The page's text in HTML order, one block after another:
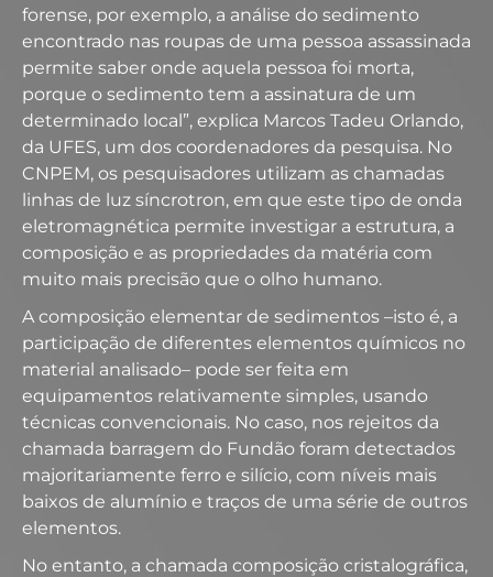
forense, por exemplo, a análise do sedimento
encontrado nas roupas de uma pessoa assassinada
permite saber onde aquela pessoa foi morta,
porque o sedimento tem a assinatura de um
determinado local”, explica Marcos Tadeu Orlando,
da UFES, um dos coordenadores da pesquisa. No
CNPEM, os pesquisadores utilizam as chamadas
linhas de luz síncrotron, em que este tipo de onda
eletromagnética permite investigar a estrutura, a
composição e as propriedades da matéria com
muito mais precisão que o olho humano.
A composição elementar de sedimentos –isto é, a
participação de diferentes elementos químicos no
material analisado– pode ser feita em
equipamentos relativamente simples, usando
técnicas convencionais. No caso, nos rejeitos da
chamada barragem do Fundão foram detectados
majoritariamente ferro e silício, com níveis mais
baixos de alumínio e traços de uma série de outros
elementos.
No entanto, a chamada composição cristalográfica,